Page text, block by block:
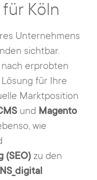
Köln
Unternehmens
sichtbar.
erprobten
für Ihre
Marktposition
und Magento
wie
(SEO) zu den